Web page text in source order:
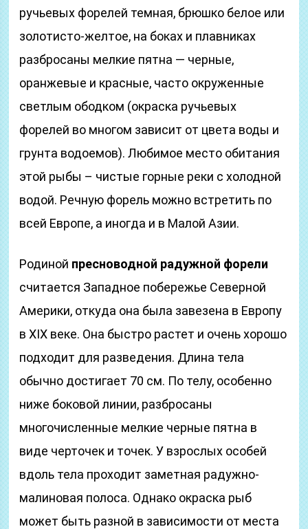
ручьевых форелей темная, брюшко белое или
золотисто-желтое, на боках и плавниках
разбросаны мелкие пятна — черные,
оранжевые и красные, часто окруженные
светлым ободком (окраска ручьевых
форелей во многом зависит от цвета воды и
грунта водоемов). Любимое место обитания
этой рыбы – чистые горные реки с холодной
водой. Речную форель можно встретить по
всей Европе, а иногда и в Малой Азии.
Родиной пресноводной радужной форели
считается Западное побережье Северной
Америки, откуда она была завезена в Европу
в XIX веке. Она быстро растет и очень хорошо
подходит для разведения. Длина тела
обычно достигает 70 см. По телу, особенно
ниже боковой линии, разбросаны
многочисленные мелкие черные пятна в
виде черточек и точек. У взрослых особей
вдоль тела проходит заметная радужно-
малиновая полоса. Однако окраска рыб
может быть разной в зависимости от места